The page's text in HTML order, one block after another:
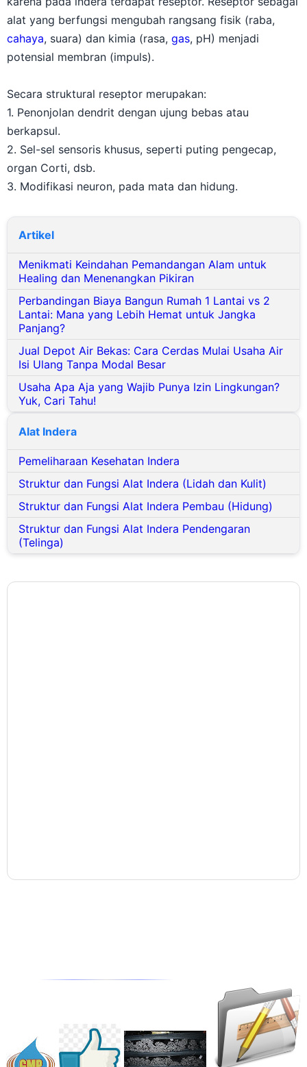
alat yang berfungsi mengubah rangsang fisik (raba,
cahaya, suara) dan kimia (rasa, gas, pH) menjadi
potensial membran (impuls).
Secara struktural reseptor merupakan:
1. Penonjolan dendrit dengan ujung bebas atau
berkapsul.
2. Sel-sel sensoris khusus, seperti puting pengecap,
organ Corti, dsb.
3. Modifikasi neuron, pada mata dan hidung.
Artikel
Menikmati Keindahan Pemandangan Alam untuk
Healing dan Menenangkan Pikiran
Perbandingan Biaya Bangun Rumah 1 Lantai vs 2
Lantai: Mana yang Lebih Hemat untuk Jangka
Panjang?
Jual Depot Air Bekas: Cara Cerdas Mulai Usaha Air
Isi Ulang Tanpa Modal Besar
Usaha Apa Aja yang Wajib Punya Izin Lingkungan?
Yuk, Cari Tahu!
Alat Indera
Pemeliharaan Kesehatan Indera
Struktur dan Fungsi Alat Indera (Lidah dan Kulit)
Struktur dan Fungsi Alat Indera Pembau (Hidung)
Struktur dan Fungsi Alat Indera Pendengaran
(Telinga)